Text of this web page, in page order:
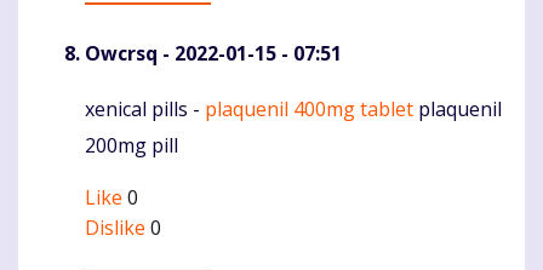
Owcrsq - 2022-01-15 - 07:51
Komentaras
xenical pills - plaquenil 400mg tablet plaquenil
200mg pill
Like 0
Dislike 0